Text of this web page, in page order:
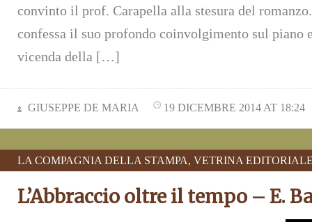
convinto il prof. Carapella alla stesura del
confessa il suo profondo coinvolgimento sul piano
vicenda della […]
GIUSEPPE DE MARIA 19 DICEMBRE 2014 AT 18:24
LA COMPAGNIA DELLA STAMPA, VETRINA
L’Abbraccio oltre il tempo – E.